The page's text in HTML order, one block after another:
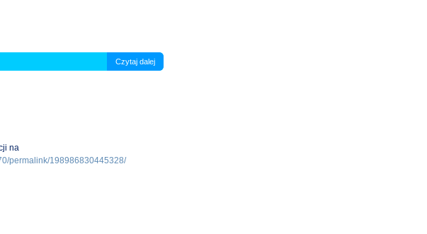
Czytaj dalej
na
permalink/198986830445328/